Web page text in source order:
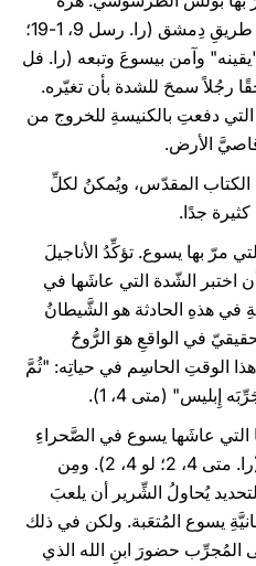
اللقاء الصاعق مع المسيح على طريقِ دِمشق (را. رسل 9، 1-19؛
تركِ "يقينه" وآمن بيسوعَ وتبعه (را. فل
حقًا رجُلاً سمحَ للشدة بأن تغيّره.
التي دفعتِ بالكنيسةِ للخروج من
الأرض.
المقدّس، ويُمكنُ لكلِّ
جدًا.
مرّ بها يسوع. تؤكِّدُ الأناجيلَ
أن اختبر الشّدة التي عاشَها في
في هذهِ الحادثة هو الشَّيطانُ
في الواقعِ هوَ الرُّوحُ
الوقتِ الحاسِم في حياتِه: "ثُمَّ
إِبليس" (متى 4، 1).
التي عاشَها يسوع في الصَّحراءِ
تميَّزت بتجرِبةِ الجُوع والضُعف (را. متى 4، 2؛ لو 4، 2). ومِن
يُحاولُ الشِّرير أن يلعبَ
يسوع المُتعَبة. ولكن في ذلك
المُجرِّب حضورَ ابنِ الله الذي